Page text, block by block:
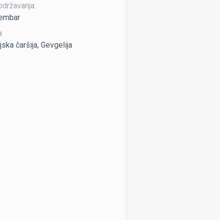
čaršija, Gevgelija